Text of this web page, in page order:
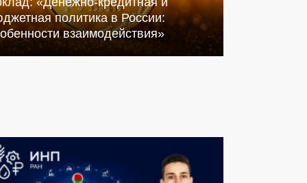
политика в России:
взаимодействия»